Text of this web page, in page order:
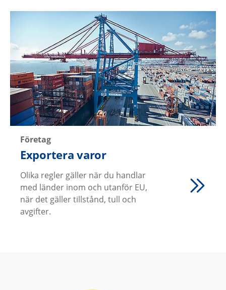
Exportera varor
Företag
Olika regler gäller när du handlar
med länder inom och utanför EU,
när det gäller tillstånd, tull och
avgifter.